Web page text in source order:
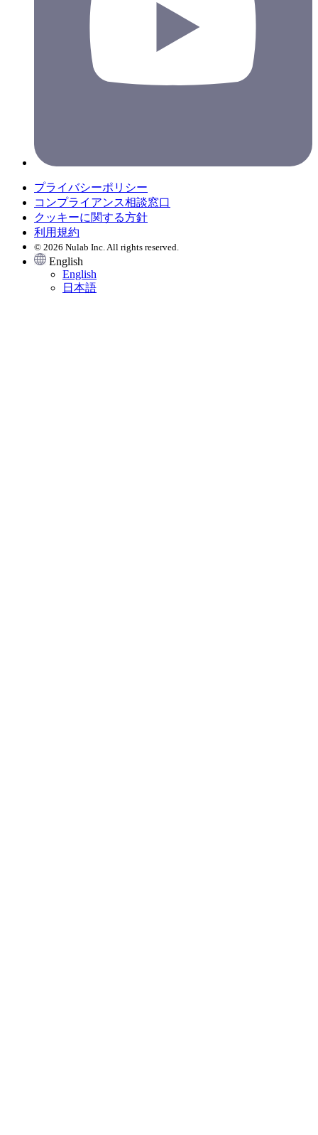
プライバシーポリシー
コンプライアンス相談窓口
クッキーに関する方針
利用規約
© 2026 Nulab Inc. All rights reserved.
English
English
日本語